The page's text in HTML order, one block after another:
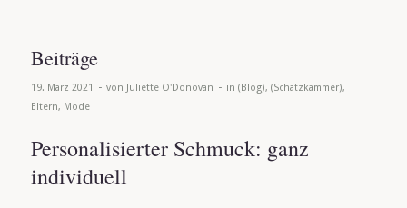
Beiträge
19. März 2021 - von Juliette O'Donovan - in (Blog), (Schatzkammer),
Eltern, Mode
Personalisierter Schmuck: ganz
individuell